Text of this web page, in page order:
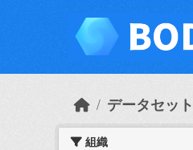
データセット
組織